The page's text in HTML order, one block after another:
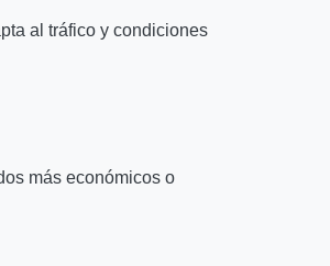
al tráfico y condiciones
más económicos o